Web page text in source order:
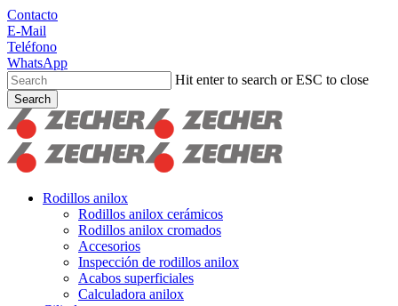
Skip
to
main
content
Contacto
E-Mail
Teléfono
WhatsApp
Hit enter to search or ESC to close
Search
Close
Search
search
Menu
Rodillos anilox
Rodillos anilox cerámicos
Rodillos anilox cromados
Accesorios
Inspección de rodillos anilox
Acabos superficiales
Calculadora anilox